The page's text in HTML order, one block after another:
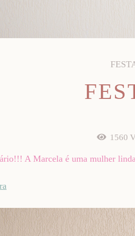
1560
A Marcela é uma mulher